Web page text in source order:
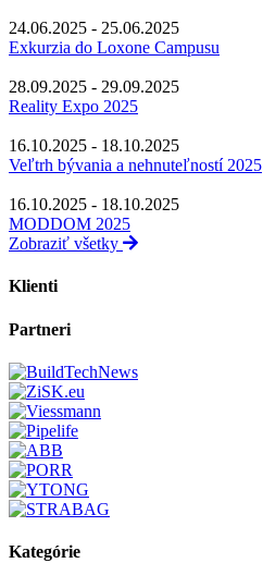
24.06.2025 - 25.06.2025
Exkurzia do Loxone Campusu
28.09.2025 - 29.09.2025
Reality Expo 2025
16.10.2025 - 18.10.2025
Veľtrh bývania a nehnuteľností 2025
16.10.2025 - 18.10.2025
MODDOM 2025
Zobraziť všetky
Klienti
Partneri
Kategórie